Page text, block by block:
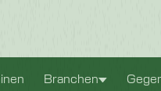
Branchen